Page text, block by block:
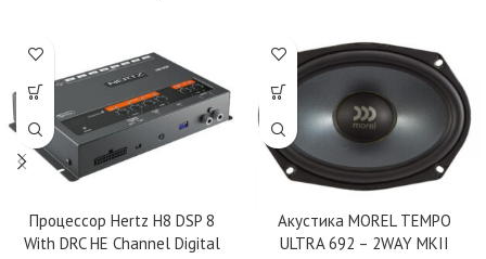
Процессор Hertz H8 DSP 8
With DRC HE Channel Digital
Акустика MOREL TEMPO
ULTRA 692 – 2WAY MKII